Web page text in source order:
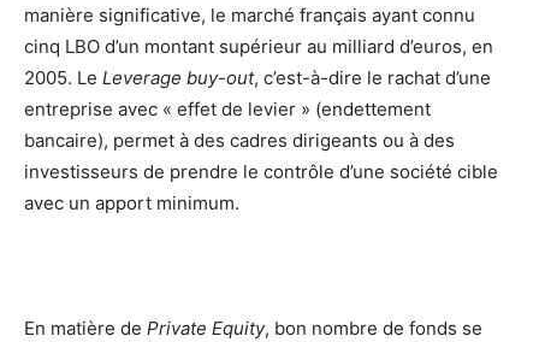
manière significative, le marché français ayant connu
cinq LBO d’un montant supérieur au milliard d’euros, en
2005. Le Leverage buy-out, c’est-à-dire le rachat d’une
entreprise avec « effet de levier » (endettement
bancaire), permet à des cadres dirigeants ou à des
investisseurs de prendre le contrôle d’une société cible
avec un apport minimum.
En matière de Private Equity, bon nombre de fonds se